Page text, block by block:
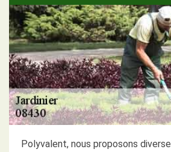
Polyvalent, nous proposons